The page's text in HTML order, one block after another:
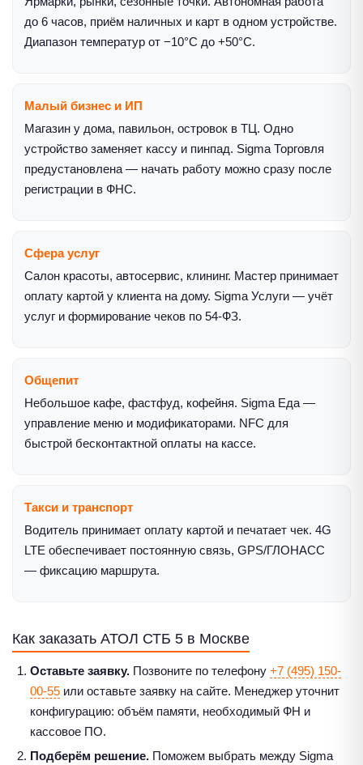
до 6 часов, приём наличных и карт в одном устройстве.
Диапазон температур от −10°C до +50°C.
Малый бизнес и ИП
Магазин у дома, павильон, островок в ТЦ. Одно
устройство заменяет кассу и пинпад. Sigma Торговля
предустановлена — начать работу можно сразу после
регистрации в ФНС.
Сфера услуг
Салон красоты, автосервис, клининг. Мастер принимает
оплату картой у клиента на дому. Sigma Услуги — учёт
услуг и формирование чеков по 54-ФЗ.
Общепит
Небольшое кафе, фастфуд, кофейня. Sigma Еда —
управление меню и модификаторами. NFC для
быстрой бесконтактной оплаты на кассе.
Такси и транспорт
Водитель принимает оплату картой и печатает чек. 4G
LTE обеспечивает постоянную связь, GPS/ГЛОНАСС
— фиксацию маршрута.
Как заказать АТОЛ СТБ 5 в Москве
Оставьте заявку. Позвоните по телефону +7 (495) 150-
00-55 или оставьте заявку на сайте. Менеджер уточнит
конфигурацию: объём памяти, необходимый ФН и
кассовое ПО.
Подберём решение. Поможем выбрать между Sigma